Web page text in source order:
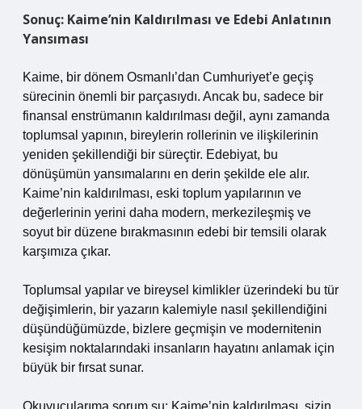
Sonuç: Kaime’nin Kaldırılması ve Edebi Anlatının
Yansıması
Kaime, bir dönem Osmanlı’dan Cumhuriyet’e geçiş
sürecinin önemli bir parçasıydı. Ancak bu, sadece bir
finansal enstrümanın kaldırılması değil, aynı zamanda
toplumsal yapının, bireylerin rollerinin ve ilişkilerinin
yeniden şekillendiği bir süreçtir. Edebiyat, bu
dönüşümün yansımalarını en derin şekilde ele alır.
Kaime’nin kaldırılması, eski toplum yapılarının ve
değerlerinin yerini daha modern, merkezileşmiş ve
soyut bir düzene bırakmasının edebi bir temsili olarak
karşımıza çıkar.
Toplumsal yapılar ve bireysel kimlikler üzerindeki bu tür
değişimlerin, bir yazarın kalemiyle nasıl şekillendiğini
düşündüğümüzde, bizlere geçmişin ve modernitenin
kesişim noktalarındaki insanların hayatını anlamak için
büyük bir fırsat sunar.
Okuyucularıma sorum şu: Kaime’nin kaldırılması, sizin